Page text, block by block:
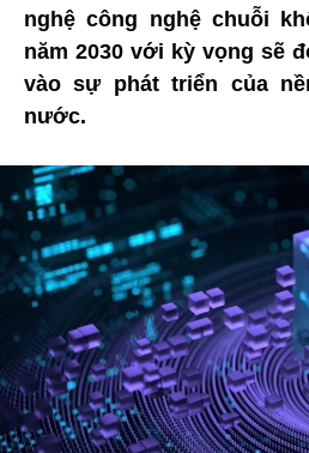
nghệ công nghệ chuỗi
năm 2030 với kỳ vọng sẽ
vào sự phát triển của
nước.